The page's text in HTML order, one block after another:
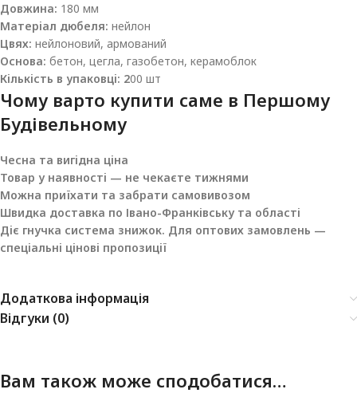
Довжина: 180 мм
Матеріал дюбеля: нейлон
Цвях: нейлоновий, армований
Основа: бетон, цегла, газобетон, керамоблок
Кількість в упаковці: 200 шт
Чому варто купити саме в Першому
Будівельному
Чесна та вигідна ціна
Товар у наявності — не чекаєте тижнями
Можна приїхати та забрати самовивозом
Швидка доставка по Івано-Франківську та області
Діє гнучка система знижок. Для оптових замовлень —
спеціальні цінові пропозиції
Додаткова інформація
Відгуки (0)
Вам також може сподобатися…